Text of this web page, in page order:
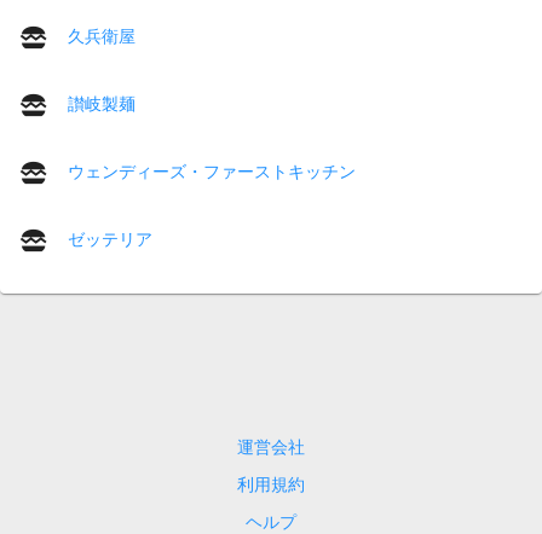
久兵衛屋
讃岐製麺
ウェンディーズ・ファーストキッチン
ゼッテリア
運営会社
利用規約
ヘルプ